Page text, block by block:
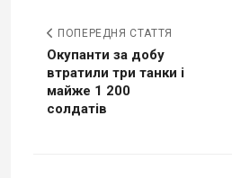
ПОПЕРЕДНЯ СТАТТЯ
Окупанти за добу
втратили три танки і
майже 1 200
солдатів